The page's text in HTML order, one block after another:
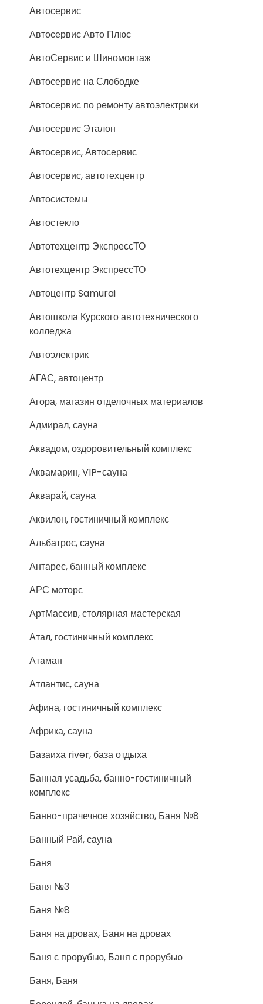
Автосервис
Автосервис Авто Плюс
АвтоСервис и Шиномонтаж
Автосервис на Слободке
Автосервис по ремонту автоэлектрики
Автосервис Эталон
Автосервис, Автосервис
Автосервис, автотехцентр
Автосистемы
Автостекло
Автотехцентр ЭкспрессТО
Автотехцентр ЭкспрессТО
Автоцентр Samurai
Автошкола Курского автотехнического
колледжа
Автоэлектрик
АГАС, автоцентр
Агора, магазин отделочных материалов
Адмирал, сауна
Аквадом, оздоровительный комплекс
Аквамарин, VIP-сауна
Акварай, сауна
Аквилон, гостиничный комплекс
Альбатрос, сауна
Антарес, банный комплекс
АРС моторс
АртМассив, столярная мастерская
Атал, гостиничный комплекс
Атаман
Атлантис, сауна
Афина, гостиничный комплекс
Африка, сауна
Базаиха river, база отдыха
Банная усадьба, банно-гостиничный
комплекс
Банно-прачечное хозяйство, Баня №8
Банный Рай, сауна
Баня
Баня №3
Баня №8
Баня на дровах, Баня на дровах
Баня с прорубью, Баня с прорубью
Баня, Баня